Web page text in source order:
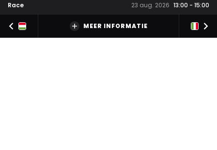
Race
23 aug. 2026 13:00 - 15:00
MEER INFORMATIE